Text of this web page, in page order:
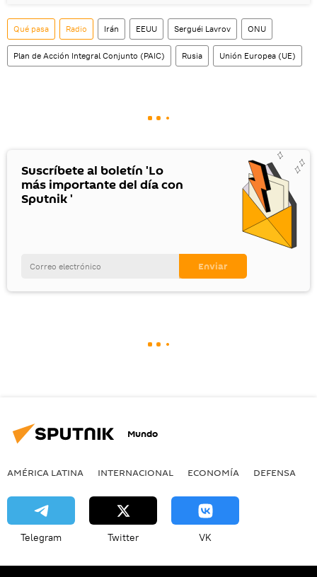
Qué pasa Radio Irán EEUU Serguéi Lavrov ONU
Plan de Acción Integral Conjunto (PAIC) Rusia Unión Europea (UE)
Suscríbete al boletín 'Lo
más importante del día con
Sputnik '
Mundo
AMÉRICA LATINA INTERNACIONAL ECONOMÍA DEFENSA
Telegram Twitter VK